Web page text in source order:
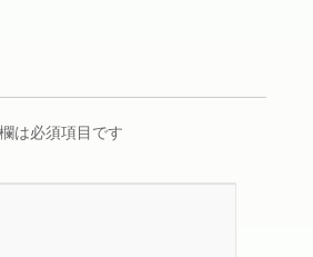
は必須項目です